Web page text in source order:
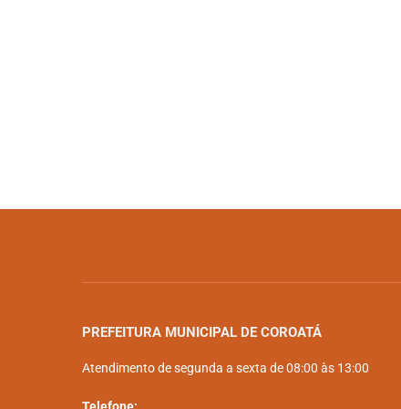
PREFEITURA MUNICIPAL DE COROATÁ
Atendimento de segunda a sexta de 08:00 às 13:00